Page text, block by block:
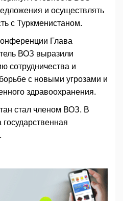
и осуществлять
с Туркменистаном.
Глава
ВОЗ выразили
сотрудничества и
с новыми угрозами и
здравоохранения.
стал членом ВОЗ. В